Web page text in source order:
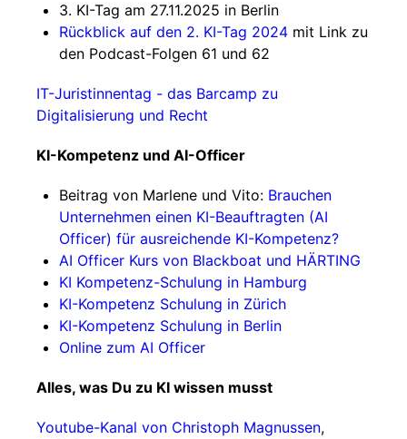
3. KI-Tag am 27.11.2025 in Berlin
Rückblick auf den 2. KI-Tag 2024 mit Link zu
den Podcast-Folgen 61 und 62
IT-Juristinnentag - das Barcamp zu
Digitalisierung und Recht
KI-Kompetenz und AI-Officer
Beitrag von Marlene und Vito: Brauchen
Unternehmen einen KI-Beauftragten (AI
Officer) für ausreichende KI-Kompetenz?
AI Officer Kurs von Blackboat und HÄRTING
KI Kompetenz-Schulung in Hamburg
KI-Kompetenz Schulung in Zürich
KI-Kompetenz Schulung in Berlin
Online zum AI Officer
Alles, was Du zu KI wissen musst
Youtube-Kanal von Christoph Magnussen,